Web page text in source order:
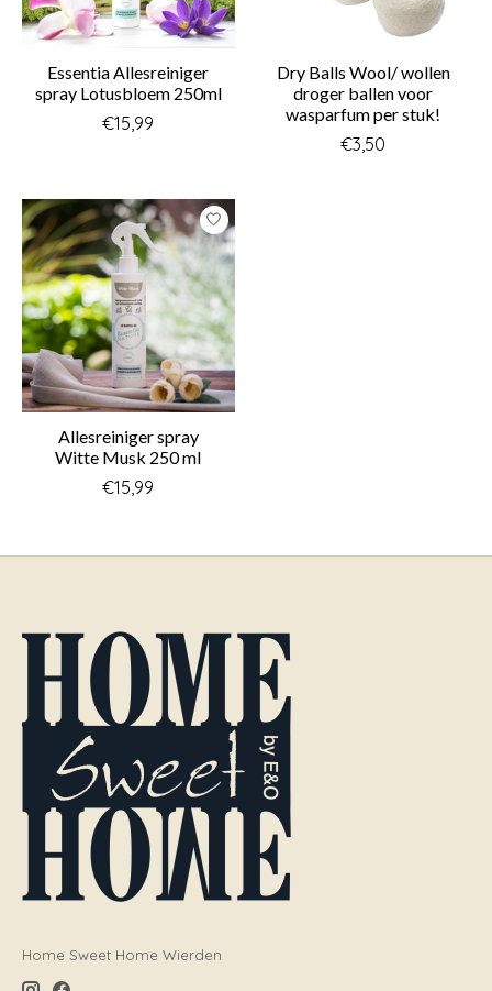
Essentia Allesreiniger
spray Lotusbloem 250ml
€15,99
Dry Balls Wool/ wollen
droger ballen voor
wasparfum per stuk!
€3,50
Allesreiniger spray
Witte Musk 250 ml
€15,99
Home Sweet Home Wierden